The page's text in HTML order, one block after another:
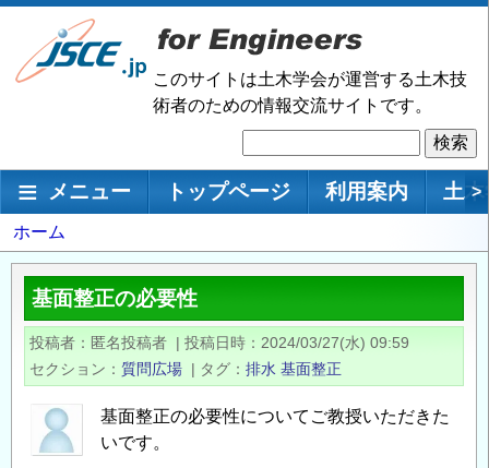
メ
ン
移
このサイトは土木学会が運営する土木技
術者のための情報交流サイトです。
索
メインナビゲーション
メニュー トップページ 利用案内 土 >
パ
ン
く
ず
ホーム
基面整正の必要性
投稿者 匿名投稿者 | 投稿日時
2024/03/27(水) 09:59
セクション
質問広場 | タグ 排水 基面整正
基面整正の必要性についてご教授いただきた
いです。